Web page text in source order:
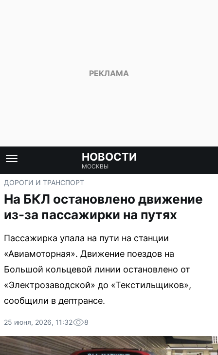
НОВОСТИ
МОСКВЫ
ДОРОГИ И ТРАНСПОРТ
На БКЛ остановлено движение
из-за пассажирки на путях
Пассажирка упала на пути на станции
«Авиамоторная». Движение поездов на
Большой кольцевой линии остановлено от
«Электрозаводской» до «Текстильщиков»,
сообщили в дептрансе.
25 июня, 2026, 11:32 8